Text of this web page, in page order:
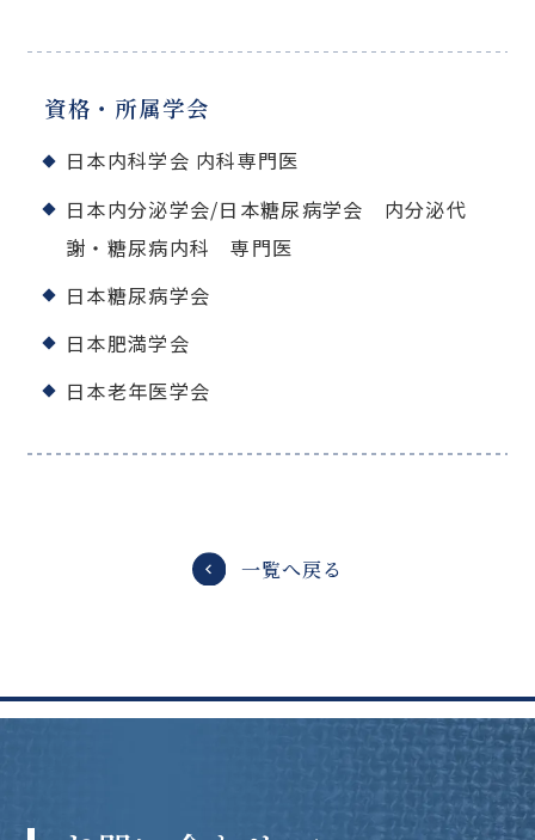
資格・所属学会
日本内科学会 内科専門医
日本内分泌学会/日本糖尿病学会 内分泌代
謝・糖尿病内科 専門医
日本糖尿病学会
日本肥満学会
日本老年医学会
一覧へ戻る